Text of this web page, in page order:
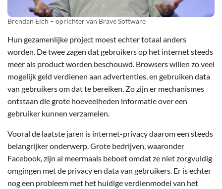
Brendan Eich – oprichter van Brave Software
Hun gezamenlijke project moest echter totaal anders
worden. De twee zagen dat gebruikers op het internet steeds
meer als product worden beschouwd. Browsers willen zo veel
mogelijk geld verdienen aan advertenties, en gebruiken data
van gebruikers om dat te bereiken. Zo zijn er mechanismes
ontstaan die grote hoeveelheden informatie over een
gebruiker kunnen verzamelen.
Vooral de laatste jaren is internet-privacy daarom een steeds
belangrijker onderwerp. Grote bedrijven, waaronder
Facebook, zijn al meermaals beboet omdat ze niet zorgvuldig
omgingen met de privacy en data van gebruikers. Er is echter
nog een probleem met het huidige verdienmodel van het